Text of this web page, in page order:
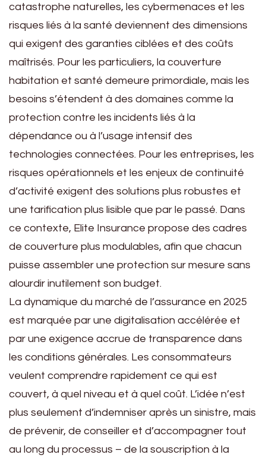
catastrophe naturelles, les cybermenaces et les
risques liés à la santé deviennent des dimensions
qui exigent des garanties ciblées et des coûts
maîtrisés. Pour les particuliers, la couverture
habitation et santé demeure primordiale, mais les
besoins s’étendent à des domaines comme la
protection contre les incidents liés à la
dépendance ou à l’usage intensif des
technologies connectées. Pour les entreprises, les
risques opérationnels et les enjeux de continuité
d’activité exigent des solutions plus robustes et
une tarification plus lisible que par le passé. Dans
ce contexte, Elite Insurance propose des cadres
de couverture plus modulables, afin que chacun
puisse assembler une protection sur mesure sans
alourdir inutilement son budget.
La dynamique du marché de l’assurance en 2025
est marquée par une digitalisation accélérée et
par une exigence accrue de transparence dans
les conditions générales. Les consommateurs
veulent comprendre rapidement ce qui est
couvert, à quel niveau et à quel coût. L’idée n’est
plus seulement d’indemniser après un sinistre, mais
de prévenir, de conseiller et d’accompagner tout
au long du processus – de la souscription à la